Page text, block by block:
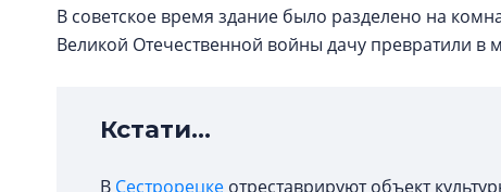
В советское время здание было разделено на
Великой Отечественной войны дачу превратили
Кстати...
В Сестрорецке отреставрируют объект